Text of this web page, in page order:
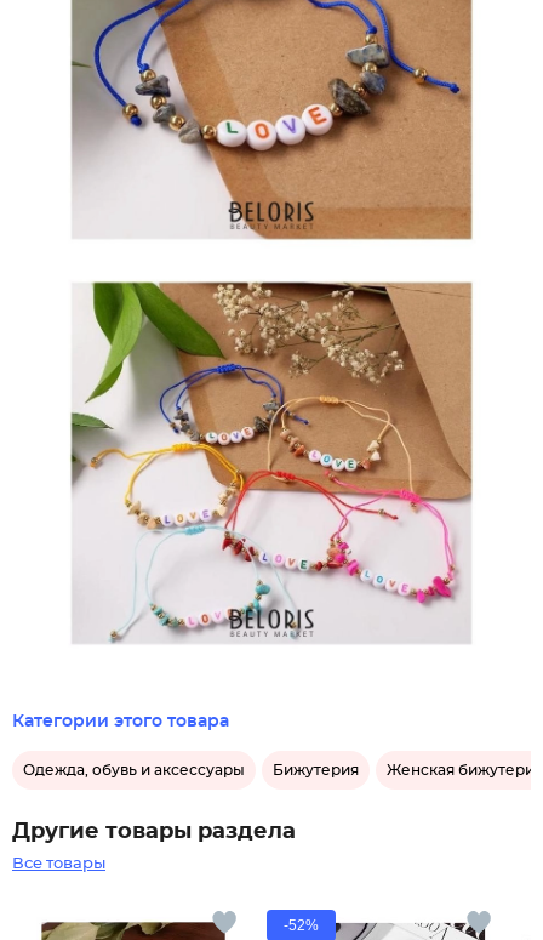
Категории этого товара
Одежда, обувь и аксессуары Бижутерия Женская бижутерия
Другие товары раздела
Все товары
-52%